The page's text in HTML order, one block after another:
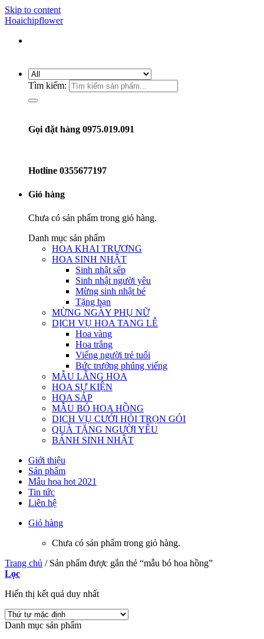
Skip to content
Hoaichipflower
Tìm kiếm:
Gọi đặt hàng 0975.019.091
Hotline 0355677197
Giỏ hàng
Chưa có sản phẩm trong giỏ hàng.
Danh mục sản phẩm
HOA KHAI TRƯƠNG
HOA SINH NHẬT
Sinh nhật sếp
Sinh nhật người yêu
Mừng sinh nhật bé
Tặng bạn
MỪNG NGÀY PHỤ NỮ
DỊCH VỤ HOA TANG LỄ
Hoa vàng
Hoa trắng
Viếng người trẻ tuổi
Bức trướng phúng viếng
MẪU LẴNG HOA
HOA SỰ KIỆN
HOA SÁP
MẪU BÓ HOA HỒNG
DỊCH VỤ CƯỚI HỎI TRỌN GÓI
QUÀ TẶNG NGƯỜI YÊU
BÁNH SINH NHẬT
Giới thiệu
Sản phẩm
Mẫu hoa hot 2021
Tin tức
Liên hệ
Giỏ hàng
Chưa có sản phẩm trong giỏ hàng.
Trang chủ /Sản phẩm được gắn thẻ “mẫu bó hoa hồng”
Lọc
Hiển thị kết quả duy nhất
Danh mục sản phẩm